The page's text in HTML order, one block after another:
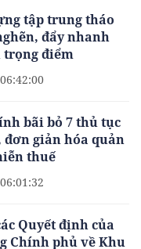
tập trung tháo
đẩy nhanh
trọng điểm
bãi bỏ 7 thủ tục
đơn giản hóa quản
thuế
Quyết định của
Chính phủ về Khu